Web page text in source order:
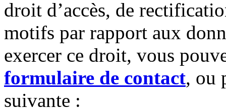
droit d’accès, de
motifs par rapport aux
exercer ce droit, vous
formulaire de contact, ou
suivante :